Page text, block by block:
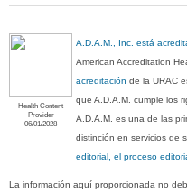
Health Content
Provider
06/01/2028
A.D.A.M., Inc. está
American Accreditation
acreditación de la URAC
que A.D.A.M. cumple los
A.D.A.M. es una de las
distinción en servicios de
editorial, el proceso
La información aquí proporcionada no